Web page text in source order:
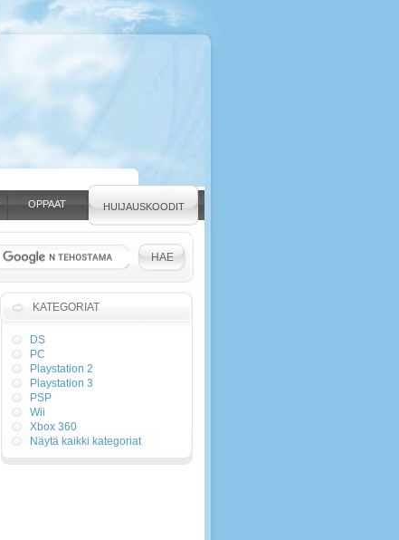
OPPAAT HUIJAUSKOODIT
KATEGORIAT
DS
PC
Playstation 2
Playstation 3
PSP
Wii
Xbox 360
Näytä kaikki kategoriat